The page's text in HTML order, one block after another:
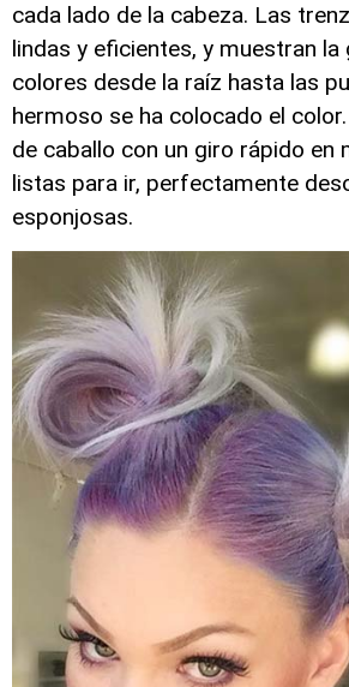
cada lado de la cabeza. Las
lindas y eficientes, y muestran la
colores desde la raíz hasta las
hermoso se ha colocado el
de caballo con un giro rápido en
listas para ir, perfectamente
esponjosas.